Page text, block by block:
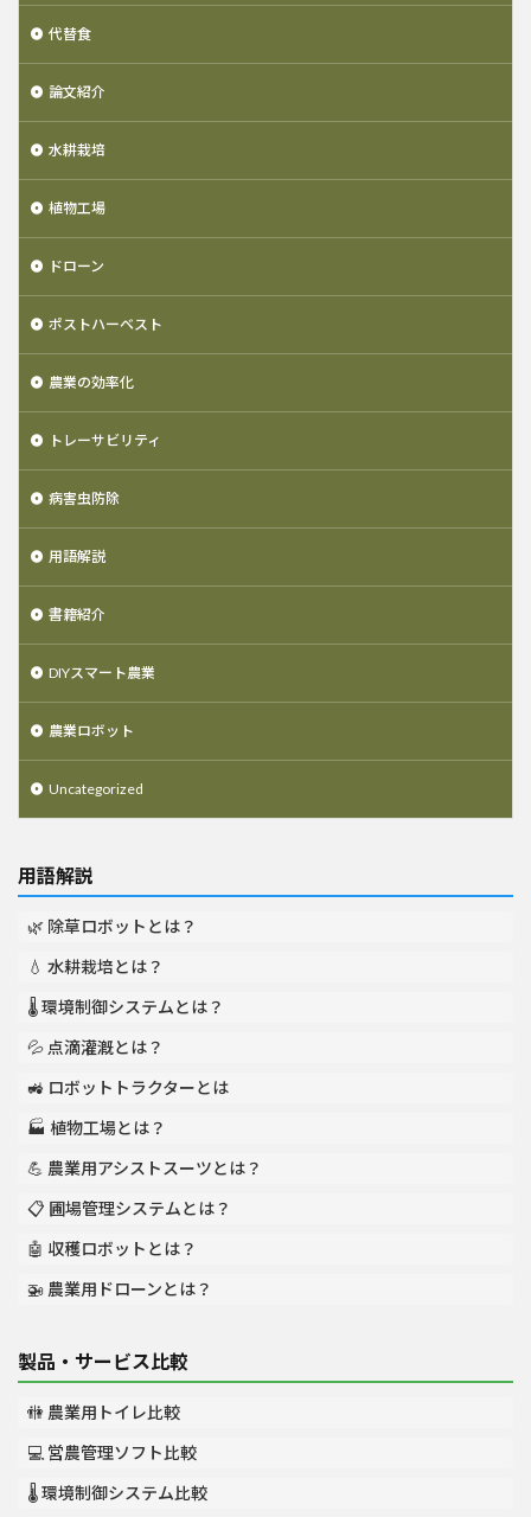
代替食
論文紹介
水耕栽培
植物工場
ドローン
ポストハーベスト
農業の効率化
トレーサビリティ
病害虫防除
用語解説
書籍紹介
DIYスマート農業
農業ロボット
Uncategorized
用語解説
🌿 除草ロボットとは？
💧 水耕栽培とは？
🌡️ 環境制御システムとは？
💦 点滴灌漑とは？
🚜 ロボットトラクターとは
🏭 植物工場とは？
💪 農業用アシストスーツとは？
📋 圃場管理システムとは？
🤖 収穫ロボットとは？
🚁 農業用ドローンとは？
製品・サービス比較
🚻 農業用トイレ比較
💻 営農管理ソフト比較
🌡️ 環境制御システム比較